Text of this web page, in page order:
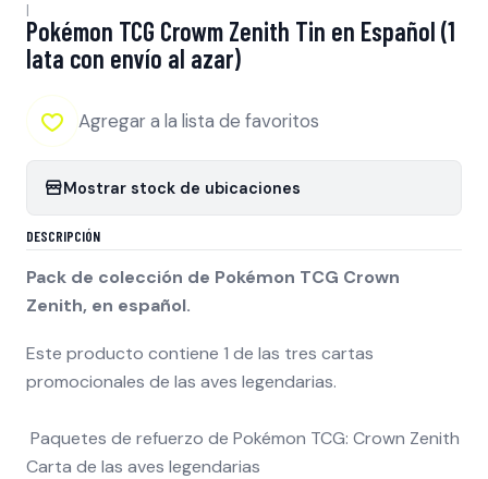
|
Pokémon TCG Crowm Zenith Tin en Español (1
lata con envío al azar)
Agregar a la lista de favoritos
Mostrar stock de ubicaciones
DESCRIPCIÓN
Pack de colección de Pokémon TCG Crown
Zenith, en español.
Este producto contiene 1 de las tres cartas
promocionales de las aves legendarias.
Paquetes de refuerzo de Pokémon TCG: Crown Zenith
Carta de las aves legendarias